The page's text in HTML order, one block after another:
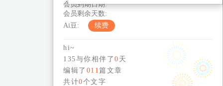
会员到期日期:
会员剩余天数:
Ai豆:
续费
hi~
135与你相伴了 0 天
编辑了 011篇文章
共计0个文字